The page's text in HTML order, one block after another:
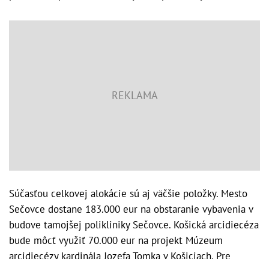
Súčasťou celkovej alokácie sú aj väčšie položky. Mesto
Sečovce dostane 183.000 eur na obstaranie vybavenia v
budove tamojšej polikliniky Sečovce. Košická arcidiecéza
bude môcť využiť 70.000 eur na projekt Múzeum
arcidiecézy kardinála Jozefa Tomka v Košiciach. Pre